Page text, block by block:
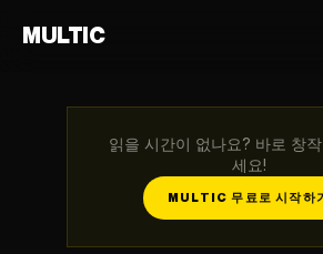
MULTIC
읽을 시간이 없나요? 바로 창
세요!
MULTIC 무료로 시작하기